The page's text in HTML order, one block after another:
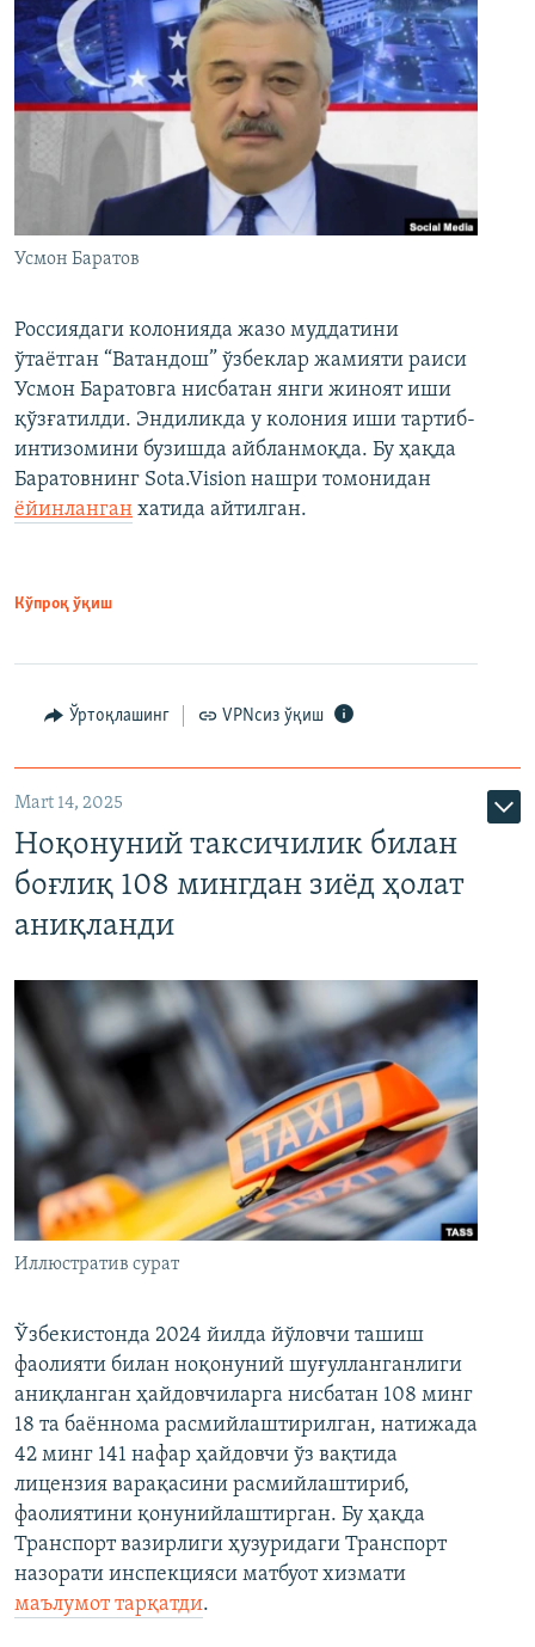
Усмон Баратов
Россиядаги колонияда жазо муддатини
ўтаётган “Ватандош” ўзбеклар жамияти раиси
Усмон Баратовга нисбатан янги жиноят иши
қўзғатилди. Эндиликда у колония иши тартиб-
интизомини бузишда айбланмоқда. Бу ҳақда
Баратовнинг Sota.Vision нашри томонидан
ёйинланган хатида айтилган.
Кўпроқ ўқиш
Ўртоқлашинг VPNсиз ўқиш
Mart 14, 2025
Ноқонуний таксичилик билан
боғлиқ 108 мингдан зиёд ҳолат
аниқланди
Иллюстратив сурат
Ўзбекистонда 2024 йилда йўловчи ташиш
фаолияти билан ноқонуний шуғулланганлиги
аниқланган ҳайдовчиларга нисбатан 108 минг
18 та баённома расмийлаштирилган, натижада
42 минг 141 нафар ҳайдовчи ўз вақтида
лицензия варақасини расмийлаштириб,
фаолиятини қонунийлаштирган. Бу ҳақда
Транспорт вазирлиги ҳузуридаги Транспорт
назорати инспекцияси матбуот хизмати
маълумот тарқатди.